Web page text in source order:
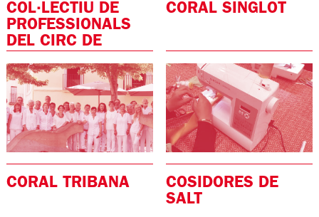
COL·LECTIU DE
PROFESSIONALS
DEL CIRC DE
CORAL SINGLOT
CORAL TRIBANA
COSIDORES DE
SALT